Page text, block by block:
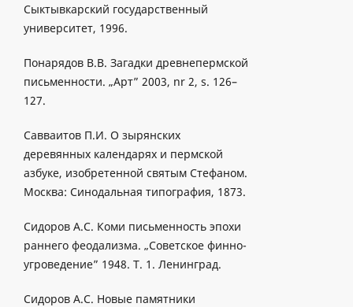
Сыктывкарский государственный
университет, 1996.
Понарядов В.B. Загадки древнепермской
письменности. „Арт” 2003, nr 2, s. 126–
127.
Савваитов П.И. О зырянских
деревянных календарях и пермской
азбуке, изобретенной святым Стефаном.
Москва: Синодальная типография, 1873.
Сидоров А.С. Коми письменность эпохи
раннего феодализма. „Советское финно-
угроведение” 1948. T. 1. Ленинград.
Сидоров А.С. Новые памятники